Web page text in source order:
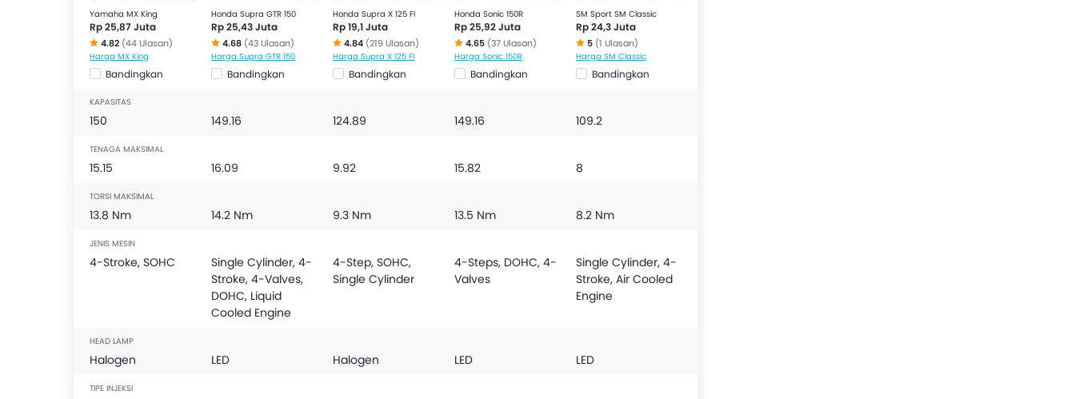
Yamaha MX King
Rp 25,87 Juta
4.82 (44 Ulasan)
Harga MX King
Bandingkan
Honda Supra GTR 150
Rp 25,43 Juta
4.68 (43 Ulasan)
Harga Supra GTR 150
Bandingkan
Honda Supra X 125 FI
Rp 19,1 Juta
4.84 (219 Ulasan)
Harga Supra X 125 FI
Bandingkan
Honda Sonic 150R
Rp 25,92 Juta
4.65 (37 Ulasan)
Harga Sonic 150R
Bandingkan
SM Sport SM Classic
Rp 24,3 Juta
5 (1 Ulasan)
Harga SM Classic
Bandingkan
KAPASITAS
150 149.16 124.89 149.16 109.2
TENAGA MAKSIMAL
15.15 16.09 9.92 15.82 8
TORSI MAKSIMAL
13.8 Nm 14.2 Nm 9.3 Nm 13.5 Nm 8.2 Nm
JENIS MESIN
4-Stroke, SOHC
Single Cylinder, 4-
Stroke, 4-Valves,
DOHC, Liquid
Cooled Engine
4-Step, SOHC,
Single Cylinder
4-Steps, DOHC, 4-
Valves
Single Cylinder, 4-
Stroke, Air Cooled
Engine
HEAD LAMP
Halogen LED Halogen LED LED
TIPE INJEKSI